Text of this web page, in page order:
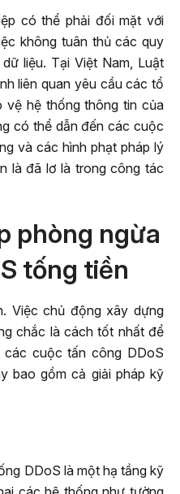
có thể phải đối mặt với
không tuân thủ các quy
liệu. Tại Việt Nam, Luật
liên quan yêu cầu các tổ
vệ hệ thống thông tin của
có thể dẫn đến các cuộc
và các hình phạt pháp lý
là đã lơ là trong công tác
phòng ngừa
tống tiền
Việc chủ động xây dựng
chắc là cách tốt nhất để
cuộc tấn công DDoS
bao gồm cả giải pháp kỹ
DDoS là một hạ tầng kỹ